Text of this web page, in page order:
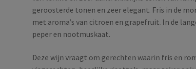
geroosterde tonen en zeer elegant. Fris in de
met aroma’s van citroen en grapefruit. In de
peper en nootmuskaat.
Deze wijn vraagt om gerechten waarin fris en